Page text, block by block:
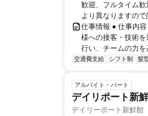
歓迎、フルタイム
より異なりますの
仕事情報 ● 仕事内
様への接客・技術
行い、チームの力
交通費支給 シフト制 髪
アルバイト・パート
デイリポート新
デイリーポート新鮮